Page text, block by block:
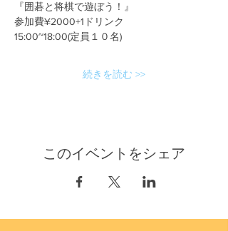
『囲碁と将棋で遊ぼう！』
参加費¥2000+1ドリンク
15:00~18:00(定員１０名)
続きを読む >>
このイベントをシェア